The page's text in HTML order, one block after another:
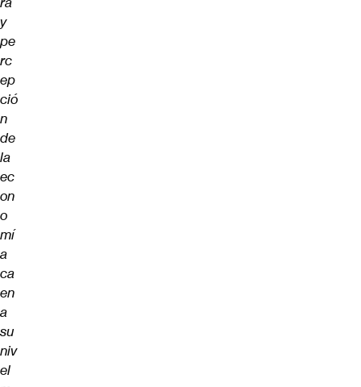
y
pe
rc
ep
ció
n
de
la
ec
on
o
mí
a
ca
en
a
su
niv
el